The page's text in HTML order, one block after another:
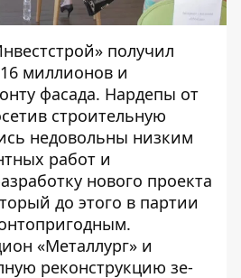
получил
миллионов и
фасада. Нардепы от
строительную
недовольны низким
работ и
нового проекта
до этого в партии
«Металлург» и
реконструкцию зе-